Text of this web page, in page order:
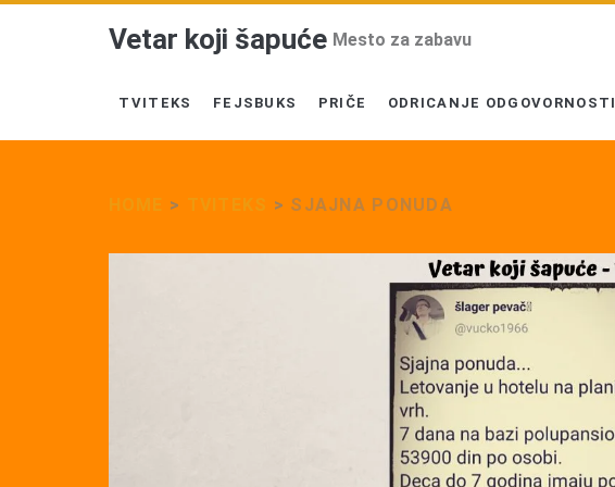
Vetar koji šapuće Mesto za zabavu
TVITEKS FEJSBUKS PRIČE ODRICANJE ODGOVORNOSTI
> > SJAJNA PONUDA